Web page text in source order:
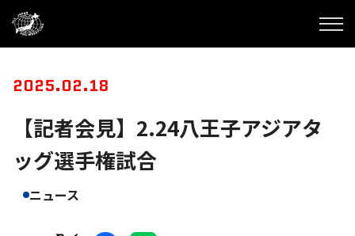
2025.02.18
【記者会見】2.24八王子アジアタ
ッグ選手権試合
ニュース